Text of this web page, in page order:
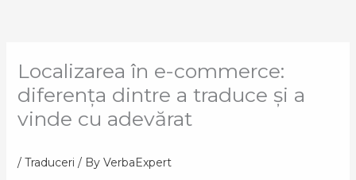
Localizarea în e-commerce:
diferența dintre a traduce și a
vinde cu adevărat
/ Traduceri / By VerbaExpert